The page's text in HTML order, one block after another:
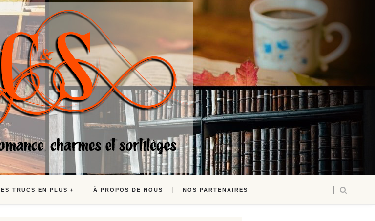
TRUCS EN PLUS À PROPOS DE NOUS NOS PARTENAIRES